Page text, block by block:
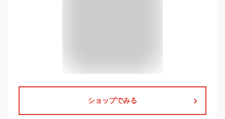
ショップでみる